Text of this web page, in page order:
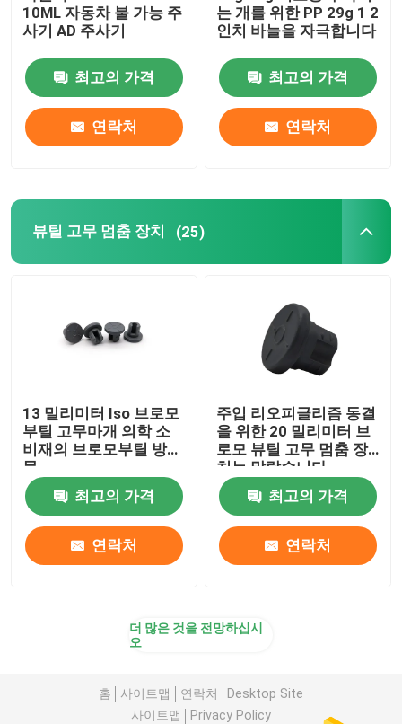
10ML 자동차 불 가능 주
사기 AD 주사기
최고의 가격
연락처
는 개를 위한 PP 29g 1 2
인치 바늘을 자극합니다
최고의 가격
연락처
뷰틸 고무 멈춤 장치 (25)
13 밀리미터 Iso 브로모
부틸 고무마개 의학 소
비재의 브로모부틸 방해
물
최고의 가격
연락처
주입 리오피글리즘 동결
을 위한 20 밀리미터 브
로모 뷰틸 고무 멈춤 장
치는 말랐습니다
최고의 가격
연락처
더 많은 것을 전망하십시
오
홈 사이트맵 연락처
Desktop Site
사이트맵
Privacy Policy